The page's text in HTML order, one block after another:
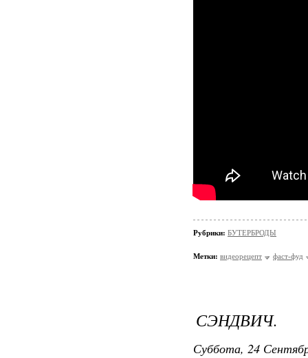
Рубрики: БУТЕРБРОДЫ
Метки: видеорецепт фаст-фуд
СЭНДВИЧ.
Суббота, 24